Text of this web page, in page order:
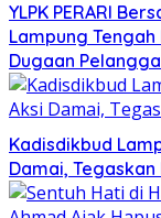
YLPK PERARI
Lampung
Dugaan
Kadisdikbud
Damai,